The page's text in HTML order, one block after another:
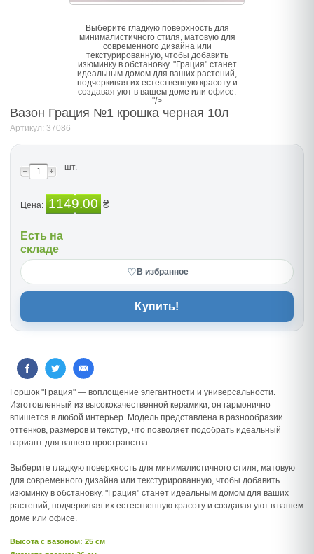
Выберите гладкую поверхность для
минималистичного стиля, матовую для
современного дизайна или
текстурированную, чтобы добавить
изюминку в обстановку. "Грация" станет
идеальным домом для ваших растений,
подчеркивая их естественную красоту и
создавая уют в вашем доме или офисе.
"/>
Вазон Грация №1 крошка черная 10л
Артикул: 37086
шт.
Цена: 1149.00 ₴
Есть на
складе
♡ В избранное
Купить!
Горшок "Грация" — воплощение элегантности и универсальности.
Изготовленный из высококачественной керамики, он гармонично
впишется в любой интерьер. Модель представлена в разнообразии
оттенков, размеров и текстур, что позволяет подобрать идеальный
вариант для вашего пространства.
Выберите гладкую поверхность для минималистичного стиля, матовую
для современного дизайна или текстурированную, чтобы добавить
изюминку в обстановку. "Грация" станет идеальным домом для ваших
растений, подчеркивая их естественную красоту и создавая уют в вашем
доме или офисе.
Высота c вазоном: 25 см